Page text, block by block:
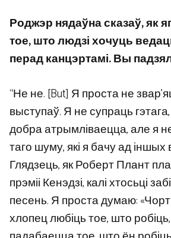
Роджэр нядаўна сказаў, як
тое, што людзі хочуць
перад канцэртамі. Вы
“Не не. [But] Я проста не
выступаў. Я не супраць
добра атрымліваецца, але я
таго шуму, які я бачу ад
Глядзець, як Роберт Плант
прэміі Кенэдзі, калі хтосьці
песень. Я проста думаю: «Чорт
хлопец любіць тое, што